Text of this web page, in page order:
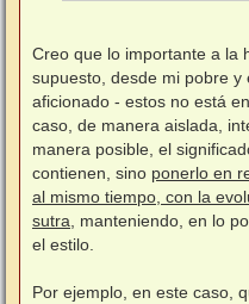
Creo que lo importante a la
supuesto, desde mi pobre
aficionado - estos no está
caso, de manera aislada,
manera posible, el
contienen, sino ponerlo en
al mismo tiempo, con la
sutra , manteniendo, en lo
el estilo.
Por ejemplo, en este caso,